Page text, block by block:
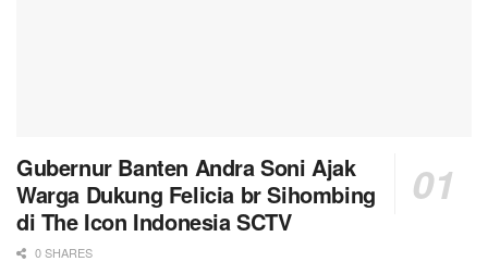
Gubernur Banten Andra Soni Ajak
Warga Dukung Felicia br Sihombing
di The Icon Indonesia SCTV
0 SHARES